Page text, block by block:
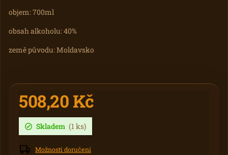
objem: 700ml
obsah alkoholu: 40%
země původu: Moldavsko
508,20 Kč
Skladem (1 ks)
Možnosti doručení